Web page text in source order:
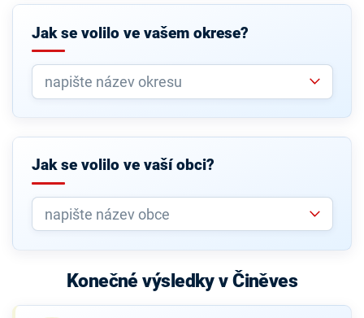
Jak se volilo ve vašem okrese?
Jak se volilo ve vaší obci?
Konečné výsledky v Činěves